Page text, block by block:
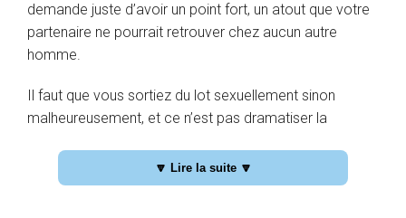
demande juste d’avoir un point fort, un atout que votre
partenaire ne pourrait retrouver chez aucun autre
homme.
Il faut que vous sortiez du lot sexuellement sinon
malheureusement, et ce n’est pas dramatiser la
d’aller voir ailleurs ou tout du moins de se lasser avant
de vous laisser seul. C’est humain, vous mais aussi
🔽 Lire la suite 🔽